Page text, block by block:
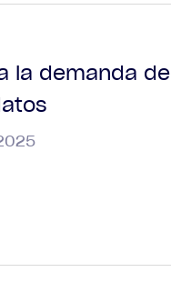
la demanda de